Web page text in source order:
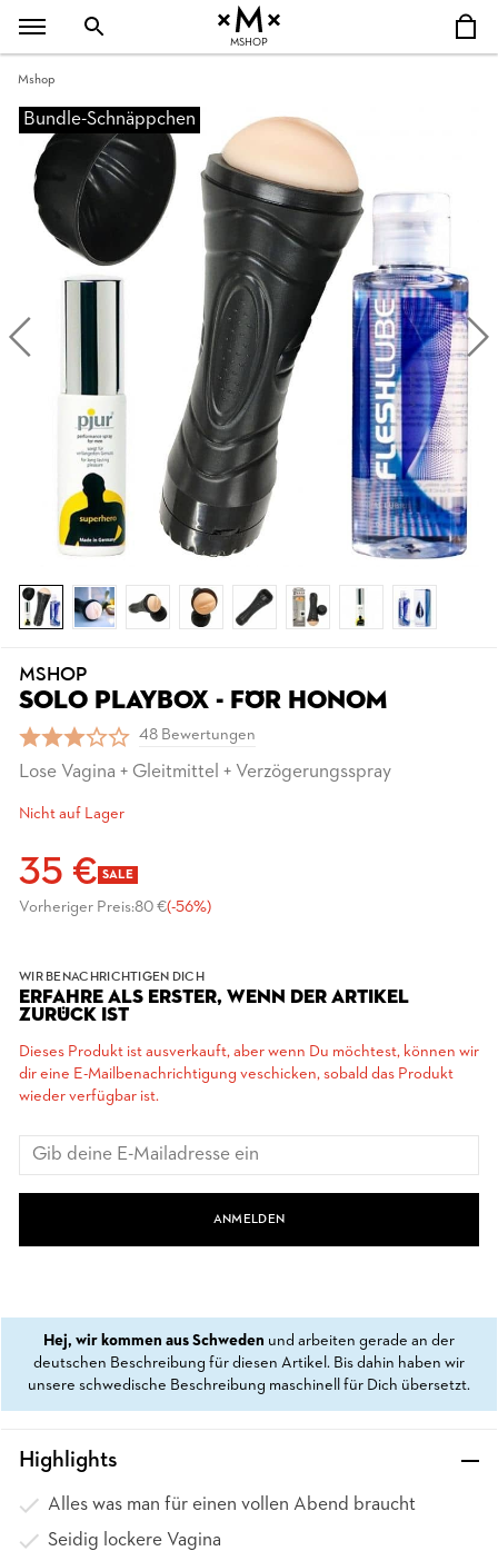
MSHOP
Mshop
Bundle-Schnäppchen
MSHOP
SOLO PLAYBOX - FÖR HONOM
48 Bewertungen
Lose Vagina + Gleitmittel + Verzögerungsspray
Nicht auf Lager
35 € SALE
Vorheriger Preis:80 €(-56%)
WIR BENACHRICHTIGEN DICH
ERFAHRE ALS ERSTER, WENN DER ARTIKEL
ZURÜCK IST
Dieses Produkt ist ausverkauft, aber wenn Du möchtest, können wir
dir eine E-Mailbenachrichtigung veschicken, sobald das Produkt
wieder verfügbar ist.
ANMELDEN
Hej, wir kommen aus Schweden und arbeiten gerade an der
deutschen Beschreibung für diesen Artikel. Bis dahin haben wir
unsere schwedische Beschreibung maschinell für Dich übersetzt.
Highlights
Alles was man für einen vollen Abend braucht
Seidig lockere Vagina